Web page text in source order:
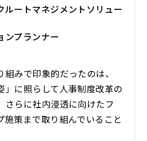
ルートマネジメントソリュー
ンプランナー
組みで印象的だったのは、
」に照らして人事制度改革の
さらに社内浸透に向けたフ
施策まで取り組んでいること